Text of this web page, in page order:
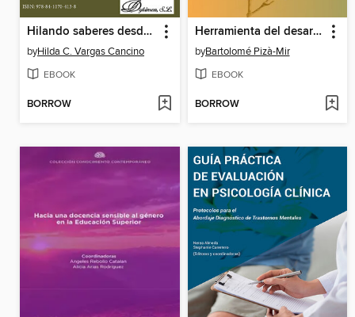
Hilando saberes desde diálogos transdisciplinarios
byHilda C. Vargas Cancino
EBOOK
BORROW
Herramienta del desarrollo integral humano
byBartolomé Pizà-Mir
EBOOK
BORROW